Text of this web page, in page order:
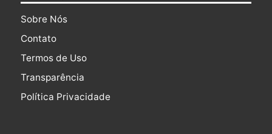
Sobre Nós
Contato
Termos de Uso
Transparência
Política Privacidade